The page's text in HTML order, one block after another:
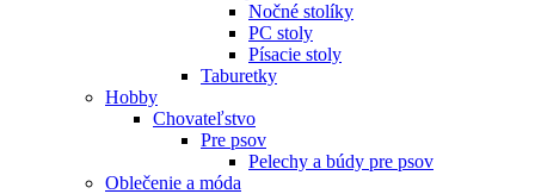
Nočné stolíky
PC stoly
Písacie stoly
Taburetky
Hobby
Chovateľstvo
Pre psov
Pelechy a búdy pre psov
Oblečenie a móda